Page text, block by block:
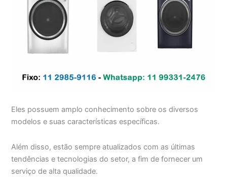
Eles possuem amplo conhecimento sobre os diversos
modelos e suas características específicas.
Além disso, estão sempre atualizados com as últimas
tendências e tecnologias do setor, a fim de fornecer um
serviço de alta qualidade.